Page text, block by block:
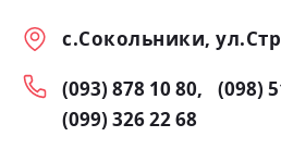
с.Сокольники,
(093) 878 10 80
(098)
(099) 326 22 68